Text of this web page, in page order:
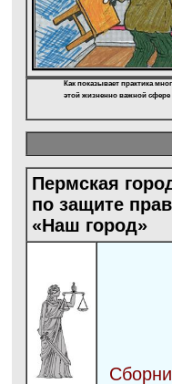
Как показывает практика
этой жизненно важной
Пермская
по защите
«Наш город»